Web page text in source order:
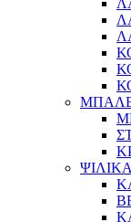
ΨΙΛΙΚΑ